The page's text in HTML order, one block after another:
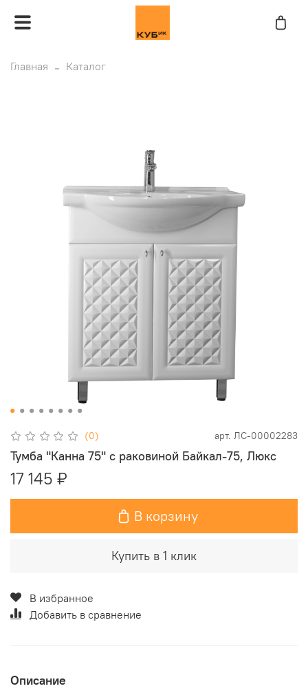
Главная Каталог
(0) арт. ЛС-00002283
Тумба "Канна 75" с раковиной Байкал-75, Люкс
17 145 ₽
В корзину
Купить в 1 клик
В избранное
Добавить в сравнение
Описание